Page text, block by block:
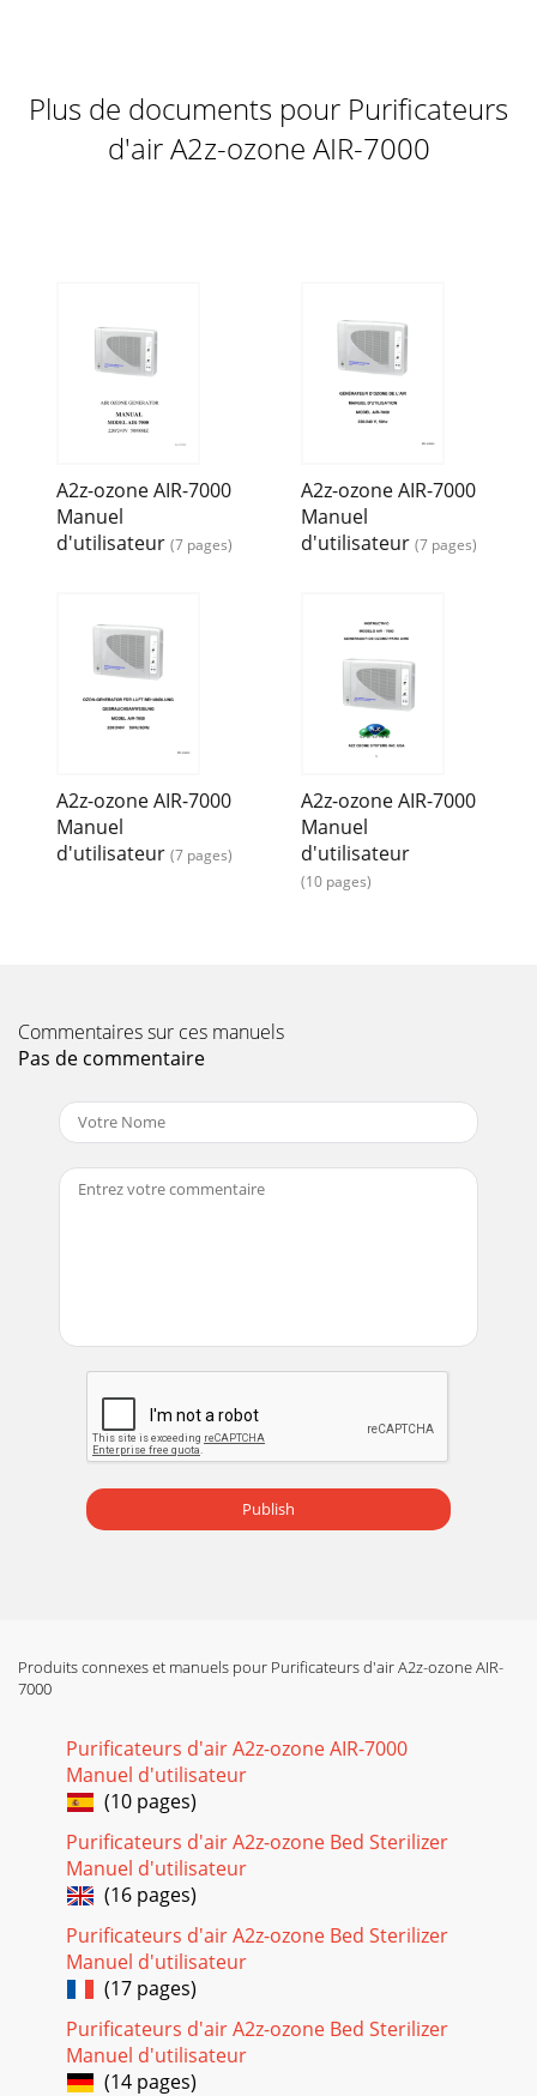
Plus de documents pour Purificateurs
d'air A2z-ozone AIR-7000
A2z-ozone AIR-7000
Manuel
d'utilisateur (7 pages)
A2z-ozone AIR-7000
Manuel
d'utilisateur (7 pages)
A2z-ozone AIR-7000
Manuel
d'utilisateur (7 pages)
A2z-ozone AIR-7000
Manuel
d'utilisateur
(10 pages)
Commentaires sur ces manuels
Pas de commentaire
Publish
Produits connexes et manuels pour Purificateurs d'air A2z-ozone AIR-
7000
Purificateurs d'air A2z-ozone AIR-7000
Manuel d'utilisateur
(10 pages)
Purificateurs d'air A2z-ozone Bed Sterilizer
Manuel d'utilisateur
(16 pages)
Purificateurs d'air A2z-ozone Bed Sterilizer
Manuel d'utilisateur
(17 pages)
Purificateurs d'air A2z-ozone Bed Sterilizer
Manuel d'utilisateur
(14 pages)